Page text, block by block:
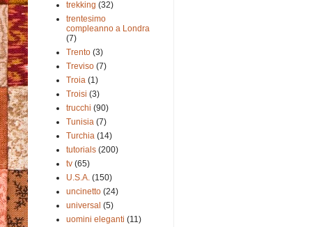
trekking (32)
trentesimo
compleanno a Londra
(7)
Trento (3)
Treviso (7)
Troia (1)
Troisi (3)
trucchi (90)
Tunisia (7)
Turchia (14)
tutorials (200)
tv (65)
U.S.A. (150)
uncinetto (24)
universal (5)
uomini eleganti (11)